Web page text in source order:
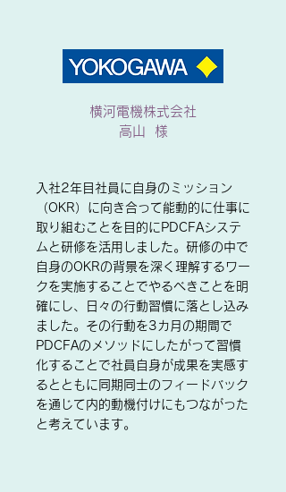
横河電機株式会社
高山 様
入社2年目社員に自身のミッション
（OKR）に向き合って能動的に仕事に
取り組むことを目的にPDCFAシステ
ムと研修を活用しました。研修の中で
自身のOKRの背景を深く理解するワー
クを実施することでやるべきことを明
確にし、日々の行動習慣に落とし込み
ました。その行動を3カ月の期間で
PDCFAのメソッドにしたがって習慣
化することで社員自身が成果を実感す
るとともに同期同士のフィードバック
を通じて内的動機付けにもつながった
と考えています。